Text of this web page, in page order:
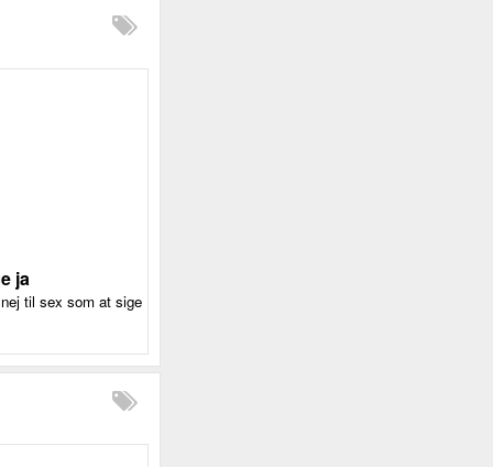
ja
til sex som at sige